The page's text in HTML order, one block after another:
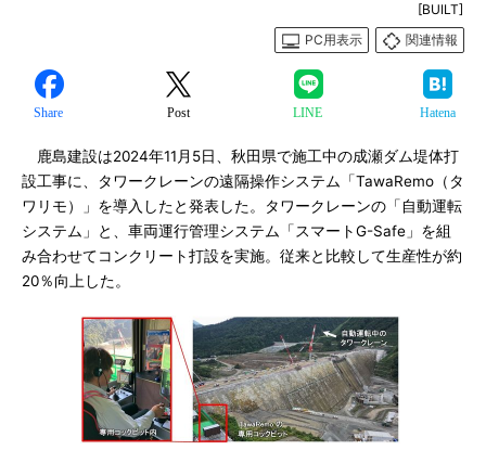
[BUILT]
PC用表示
関連情報
Share Post LINE Hatena
鹿島建設は2024年11月5日、秋田県で施工中の成瀬ダム堤体打
設工事に、タワークレーンの遠隔操作システム「TawaRemo（タ
ワリモ）」を導入したと発表した。タワークレーンの「自動運転
システム」と、車両運行管理システム「スマートG-Safe」を組
み合わせてコンクリート打設を実施。従来と比較して生産性が約
20％向上した。